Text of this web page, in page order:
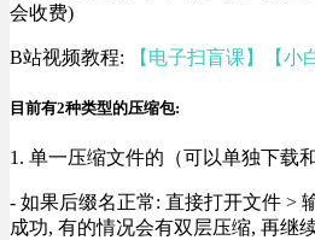
会收费)
B站视频教程: 【电子扫盲课】【
目前有2种类型的压缩包:
1. 单一压缩文件的（可以单独下载
- 如果后缀名正常: 直接打开文件 >
成功, 有的情况会有双层压缩, 再继